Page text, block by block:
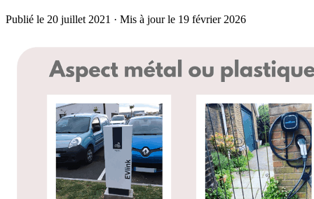
Borne muraleFixation sur façade, 7 à 22 kWLa Centrale
Ombrières solaires
Carport Solaire TOSSOOmbrière + recharge pilotée
TOSSO
Ombrière bois
Demander un devis
Publié le 20 juillet 2021 · Mis à jour le 19 février 2026